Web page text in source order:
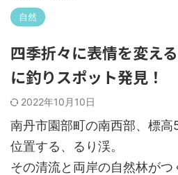
自然
四季折々に表情を変え
に釣りスポット発見！
2022年10月10日
南丹市園部町の南西部、標
位置する、るり渓。
その清流と両岸の自然林が